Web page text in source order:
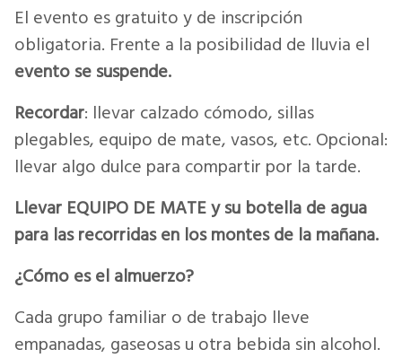
El evento es gratuito y de inscripción
obligatoria. Frente a la posibilidad de lluvia el
evento se suspende.
Recordar: llevar calzado cómodo, sillas
plegables, equipo de mate, vasos, etc. Opcional:
llevar algo dulce para compartir por la tarde.
Llevar EQUIPO DE MATE y su botella de agua
para las recorridas en los montes de la mañana.
¿Cómo es el almuerzo?
Cada grupo familiar o de trabajo lleve
empanadas, gaseosas u otra bebida sin alcohol.